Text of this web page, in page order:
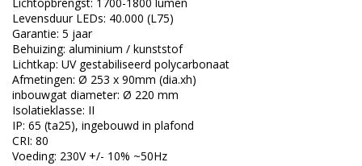
Levensduur LEDs: 40.000 (L75)
Garantie: 5 jaar
Behuizing: aluminium / kunststof
Lichtkap: UV gestabiliseerd polycarbonaat
Afmetingen: Ø 253 x 90mm (dia.xh)
inbouwgat diameter: Ø 220 mm
Isolatieklasse: II
IP: 65 (ta25), ingebouwd in plafond
CRI: 80
Voeding: 230V +/- 10% ~50Hz